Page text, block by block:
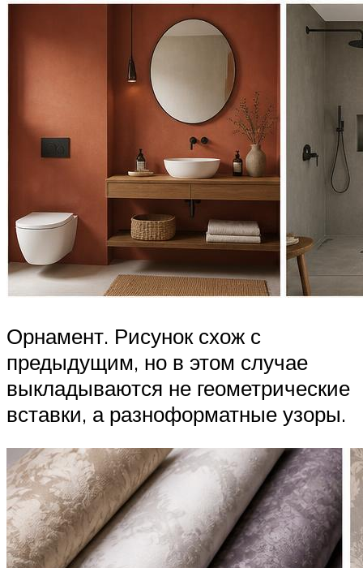
Орнамент. Рисунок схож с
предыдущим, но в этом случае
выкладываются не геометрические
вставки, а разноформатные узоры.